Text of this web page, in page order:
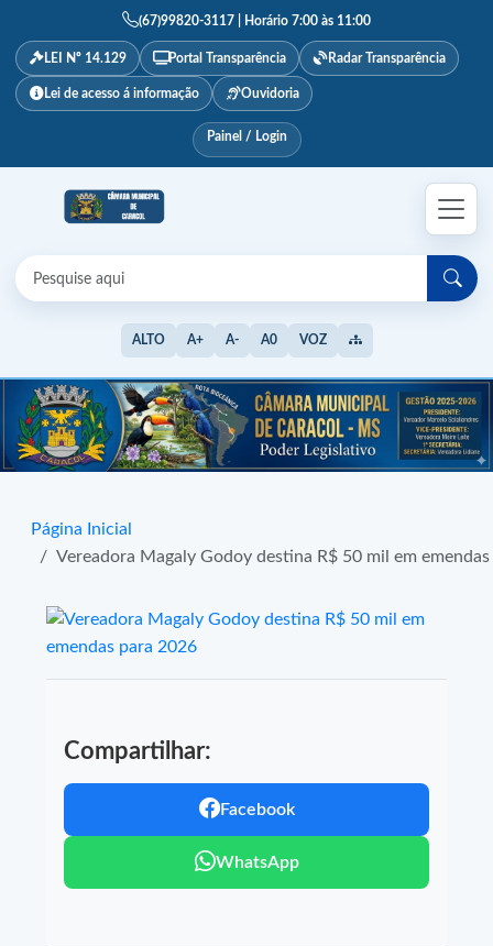
(67)99820-3117 | Horário 7:00 às 11:00
LEI Nº 14.129 Portal Transparência Radar Transparência
Lei de acesso á informação Ouvidoria
Painel / Login
ALTO A+ A- A0 VOZ
Página Inicial
Vereadora Magaly Godoy destina R$ 50 mil em
Compartilhar:
Facebook
WhatsApp